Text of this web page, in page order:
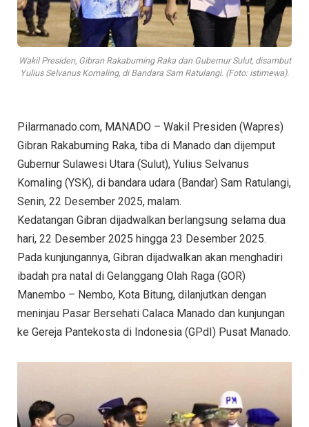
Wakil Presiden, Gibran Rakabuming Raka dan Gubernur Sulut, disambut
Yulius Selvanus Komaling, di Bandara Sam Ratulangi. (Foto: istimewa).
Pilarmanado.com, MANADO – Wakil Presiden (Wapres)
Gibran Rakabuming Raka, tiba di Manado dan dijemput
Gubernur Sulawesi Utara (Sulut), Yulius Selvanus
Komaling (YSK), di bandara udara (Bandar) Sam Ratulangi,
Senin, 22 Desember 2025, malam.
Kedatangan Gibran dijadwalkan berlangsung selama dua
hari, 22 Desember 2025 hingga 23 Desember 2025.
Pada kunjungannya, Gibran dijadwalkan akan menghadiri
ibadah pra natal di Gelanggang Olah Raga (GOR)
Manembo – Nembo, Kota Bitung, dilanjutkan dengan
meninjau Pasar Bersehati Calaca Manado dan kunjungan
ke Gereja Pantekosta di Indonesia (GPdI) Pusat Manado.